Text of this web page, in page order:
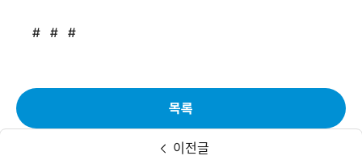
# # #
이전글
목록